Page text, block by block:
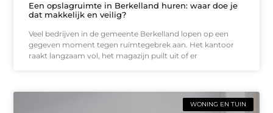
Een opslagruimte in Berkelland huren: waar doe je
dat makkelijk en veilig?
Veel bedrijven in de gemeente Berkelland lopen op een
gegeven moment tegen ruimtegebrek aan. Het kantoor
raakt langzaam vol, het magazijn puilt uit of er
WONING EN TUIN